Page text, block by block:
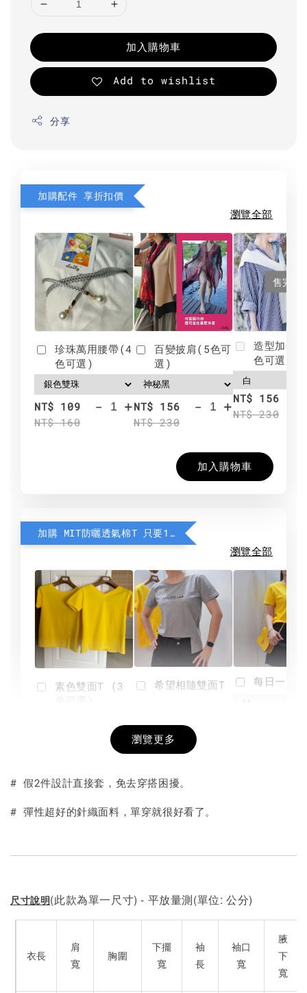
加入購物車
Add to wishlist
分享
加購配件 享折扣價
瀏覽全部
珍珠萬用腰帶(4
色可選)
NT$ 109
NT$ 160
- +
百變披肩(5色可
選)
NT$ 156
NT$ 230
- +
售完
造型加分
色可選)
NT$ 156
NT$ 230
加入購物車
加購 MIT防曬透氣棉T 只要190元
瀏覽全部
素色雙面T (3
+
希望相隨雙面T
NT$ 190
-
每日一笑
瀏覽更多
# 假2件設計直接套，免去穿搭困擾。
# 彈性超好的針織面料，單穿就很好看了。
尺寸說明(此款為單一尺寸) - 平放量測(單位: 公分)
衣長
肩
寬
胸圍
下擺
寬
袖
長
袖口
寬
腋
下
寬